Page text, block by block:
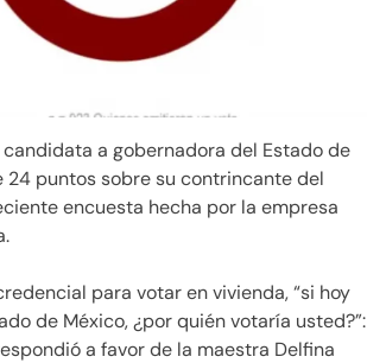
candidata a gobernadora del Estado de
24 puntos sobre su contrincante del
encuesta hecha por la empresa
para votar en vivienda, “si hoy
de México, ¿por quién votaría usted?”:
a favor de la maestra Delfina